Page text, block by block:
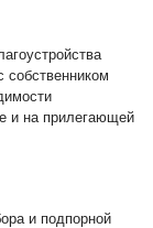
собственником
и на прилегающей
и подпорной